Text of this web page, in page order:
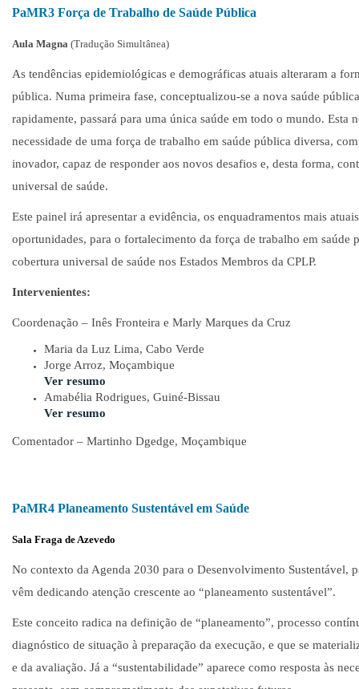
PaMR3 Força de Trabalho de Saúde Pública
Aula Magna (Tradução Simultânea)
As tendências epidemiológicas e demográficas atuais alteraram a
pública. Numa primeira fase, conceptualizou-se a nova saúde
rapidamente, passará para uma única saúde em todo o mundo. Esta
necessidade de uma força de trabalho em saúde pública diversa,
inovador, capaz de responder aos novos desafios e, desta forma,
universal de saúde.
Este painel irá apresentar a evidência, os enquadramentos mais
oportunidades, para o fortalecimento da força de trabalho em saúde
cobertura universal de saúde nos Estados Membros da CPLP.
Intervenientes:
Coordenação – Inês Fronteira e Marly Marques da Cruz
Maria da Luz Lima, Cabo Verde
Jorge Arroz, Moçambique
Ver resumo
Amabélia Rodrigues, Guiné-Bissau
Ver resumo
Comentador – Martinho Dgedge, Moçambique
PaMR4 Planeamento Sustentável em Saúde
Sala Fraga de Azevedo
No contexto da Agenda 2030 para o Desenvolvimento Sustentável,
vêm dedicando atenção crescente ao “planeamento sustentável”.
Este conceito radica na definição de “planeamento”, processo
diagnóstico de situação à preparação da execução, e que se
e da avaliação. Já a “sustentabilidade” aparece como resposta às